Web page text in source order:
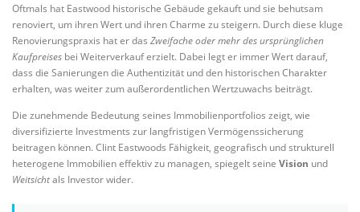
Oftmals hat Eastwood historische Gebäude gekauft und sie behutsam
renoviert, um ihren Wert und ihren Charme zu steigern. Durch diese kluge
Renovierungspraxis hat er das Zweifache oder mehr des ursprünglichen
Kaufpreises bei Weiterverkauf erzielt. Dabei legt er immer Wert darauf,
dass die Sanierungen die Authentizität und den historischen Charakter
erhalten, was weiter zum außerordentlichen Wertzuwachs beiträgt.
Die zunehmende Bedeutung seines Immobilienportfolios zeigt, wie
diversifizierte Investments zur langfristigen Vermögenssicherung
beitragen können. Clint Eastwoods Fähigkeit, geografisch und strukturell
heterogene Immobilien effektiv zu managen, spiegelt seine Vision und
Weitsichtals Investor wider.